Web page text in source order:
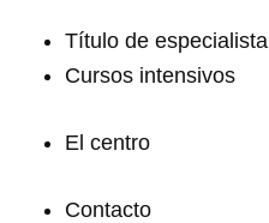
Título de especialista
Cursos intensivos
El centro
Contacto